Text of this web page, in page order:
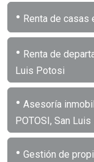
• Renta de casas
• Renta de
Luis Potosi
• Asesoría
POTOSI, San
• Gestión de